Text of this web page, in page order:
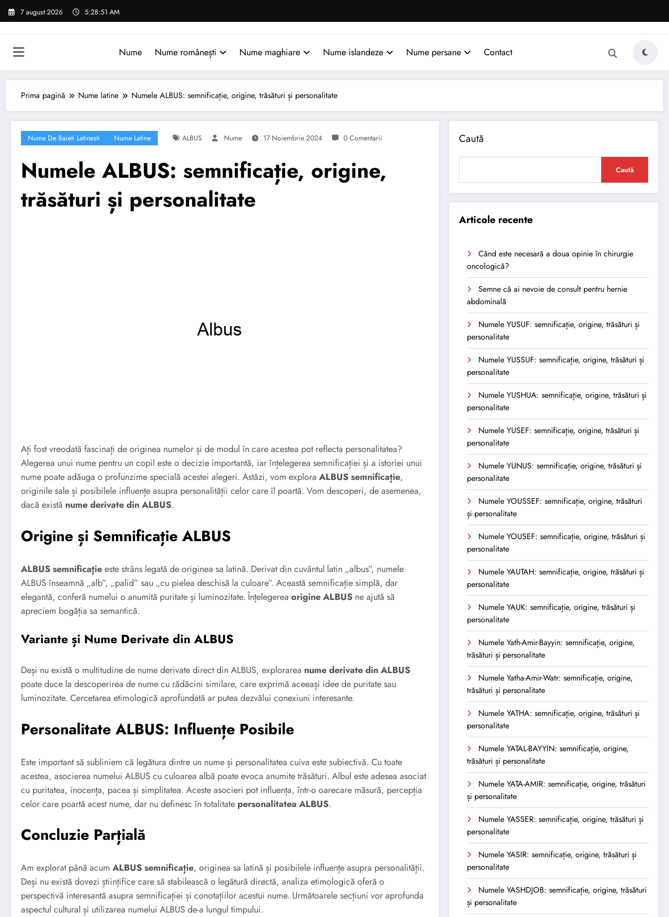
Sari
7 august 2026 5:28:52 AM
Nume Nume românești Nume maghiare Nume islandeze Nume persane Contact
Prima pagină Nume latine Numele ALBUS: semnificație, origine, trăsături și personalitate
Nume De Baieti Latinesti Nume Latine ALBUS Nume 17 Noiembrie 2024 0 Comentarii
Numele ALBUS: semnificație, origine,
trăsături și personalitate
Ați fost vreodată fascinați de originea numelor și de modul în care acestea pot reflecta personalitatea?
Alegerea unui nume pentru un copil este o decizie importantă, iar înțelegerea semnificației și a istoriei unui
nume poate adăuga o profunzime specială acestei alegeri. Astăzi, vom explora ALBUS semnificație,
originile sale și posibilele influențe asupra personalității celor care îl poartă. Vom descoperi, de asemenea,
dacă există nume derivate din ALBUS.
Origine și Semnificație ALBUS
ALBUS semnificațieeste strâns legată de originea sa latină. Derivat din cuvântul latin „albus”, numele
ALBUS înseamnă „alb”, „palid” sau „cu pielea deschisă la culoare”. Această semnificație simplă, dar
elegantă, conferă numelui o anumită puritate și luminozitate. Înțelegerea origine ALBUS ne ajută să
apreciem bogăția sa semantică.
Variante și Nume Derivate din ALBUS
Deși nu există o multitudine de nume derivate direct din ALBUS, explorarea nume derivate din ALBUS
poate duce la descoperirea de nume cu rădăcini similare, care exprimă aceeași idee de puritate sau
luminozitate. Cercetarea etimologică aprofundată ar putea dezvălui conexiuni interesante.
Personalitate ALBUS: Influențe Posibile
Este important să subliniem că legătura dintre un nume și personalitatea cuiva este subiectivă. Cu toate
acestea, asocierea numelui ALBUS cu culoarea albă poate evoca anumite trăsături. Albul este adesea asociat
cu puritatea, inocența, pacea și simplitatea. Aceste asocieri pot influența, într-o oarecare măsură, percepția
celor care poartă acest nume, dar nu definesc în totalitate personalitatea ALBUS.
Concluzie Parțială
Am explorat până acum ALBUS semnificație, originea sa latină și posibilele influențe asupra personalității.
Deși nu există dovezi științifice care să stabilească o legătură directă, analiza etimologică oferă o
perspectivă interesantă asupra semnificației și conotațiilor acestui nume. Următoarele secțiuni vor aprofunda
aspectul cultural și utilizarea numelui ALBUS de-a lungul timpului.
Caută
Caută
Articole recente
Când este necesară a doua opinie în chirurgie
oncologică?
Semne că ai nevoie de consult pentru hernie
abdominală
Numele YUSUF: semnificație, origine, trăsături și
personalitate
Numele YUSSUF: semnificație, origine, trăsături și
personalitate
Numele YUSHUA: semnificație, origine, trăsături și
personalitate
Numele YUSEF: semnificație, origine, trăsături și
personalitate
Numele YUNUS: semnificație, origine, trăsături și
personalitate
Numele YOUSSEF: semnificație, origine, trăsături
și personalitate
Numele YOUSEF: semnificație, origine, trăsături și
personalitate
Numele YAUTAH: semnificație, origine, trăsături și
personalitate
Numele YAUK: semnificație, origine, trăsături și
personalitate
Numele Yath-Amir-Bayyin: semnificație, origine,
trăsături și personalitate
Numele Yatha-Amir-Watr: semnificație, origine,
trăsături și personalitate
Numele YATHA: semnificație, origine, trăsături și
personalitate
Numele YATAL-BAYYIN: semnificație, origine,
trăsături și personalitate
Numele YATA-AMIR: semnificație, origine, trăsături
și personalitate
Numele YASSER: semnificație, origine, trăsături și
personalitate
Numele YASIR: semnificație, origine, trăsături și
personalitate
Numele YASHDJOB: semnificație, origine, trăsături
și personalitate